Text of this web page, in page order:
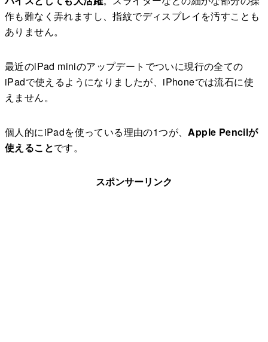
作も難なく弄れますし、指紋でディスプレイを汚すことも
ありません。
最近のiPad miniのアップデートでついに現行の全ての
iPadで使えるようになりましたが、iPhoneでは流石に使
えません。
個人的にiPadを使っている理由の1つが、Apple Pencilが
使えることです。
スポンサーリンク